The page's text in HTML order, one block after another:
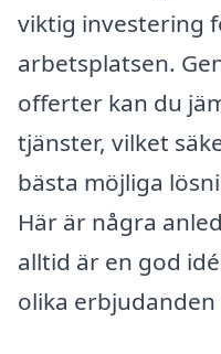
viktig investering
arbetsplatsen.
offerter kan du
tjänster, vilket
bästa möjliga
Här är några
alltid är en god
olika